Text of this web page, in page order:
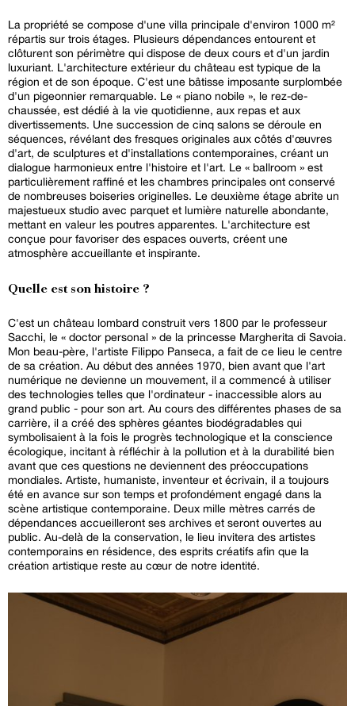
La propriété se compose d'une villa principale d'environ 1000 m²
répartis sur trois étages. Plusieurs dépendances entourent et
clôturent son périmètre qui dispose de deux cours et d'un jardin
luxuriant. L'architecture extérieur du château est typique de la
région et de son époque. C'est une bâtisse imposante surplombée
d'un pigeonnier remarquable. Le « piano nobile », le rez-de-
chaussée, est dédié à la vie quotidienne, aux repas et aux
divertissements. Une succession de cinq salons se déroule en
séquences, révélant des fresques originales aux côtés d'œuvres
d'art, de sculptures et d'installations contemporaines, créant un
dialogue harmonieux entre l'histoire et l'art. Le « ballroom » est
particulièrement raffiné et les chambres principales ont conservé
de nombreuses boiseries originelles. Le deuxième étage abrite un
majestueux studio avec parquet et lumière naturelle abondante,
mettant en valeur les poutres apparentes. L'architecture est
conçue pour favoriser des espaces ouverts, créent une
atmosphère accueillante et inspirante.
Quelle est son histoire ?
C'est un château lombard construit vers 1800 par le professeur
Sacchi, le « doctor personal » de la princesse Margherita di Savoia.
Mon beau-père, l'artiste Filippo Panseca, a fait de ce lieu le centre
de sa création. Au début des années 1970, bien avant que l'art
numérique ne devienne un mouvement, il a commencé à utiliser
des technologies telles que l'ordinateur - inaccessible alors au
grand public - pour son art. Au cours des différentes phases de sa
carrière, il a créé des sphères géantes biodégradables qui
symbolisaient à la fois le progrès technologique et la conscience
écologique, incitant à réfléchir à la pollution et à la durabilité bien
avant que ces questions ne deviennent des préoccupations
mondiales. Artiste, humaniste, inventeur et écrivain, il a toujours
été en avance sur son temps et profondément engagé dans la
scène artistique contemporaine. Deux mille mètres carrés de
dépendances accueilleront ses archives et seront ouvertes au
public. Au-delà de la conservation, le lieu invitera des artistes
contemporains en résidence, des esprits créatifs afin que la
création artistique reste au cœur de notre identité.